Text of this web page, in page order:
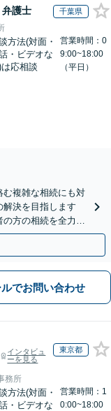
弁護士 千葉県
方法(対面・
・ビデオな
は応相談
営業時間：0
9:00~18:00
（平日）
む複雑な相続にも対
決を目指します
の方の相続を全力サ
リー対応】
ルでお問い合わせ
インタビュ
ーを見る
東京都
務所
方法(対面・
・ビデオな
営業時間：1
0:00~18:00